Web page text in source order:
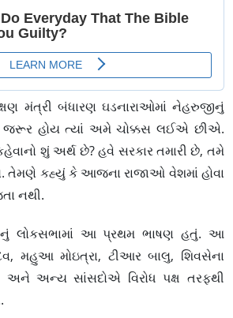
મંત્રી બંધારણ ઘડનારાઓમાં નેહરુજીનું
જરૂર હોય ત્યાં અમે ચોક્કસ લઈએ છીએ.
શું અર્થ છે? હવે સરકાર તમારી છે, તમે
તેમણે કહ્યું કે આજના રાજાઓ વેશમાં હોવા
નથી.
લોકસભામાં આ પ્રથમ ભાષણ હતું. આ
મહુઆ મોઇત્રા, ટીઆર બાલુ, શિવસેના
અને અન્ય સાંસદોએ વિરોધ પક્ષ તરફથી